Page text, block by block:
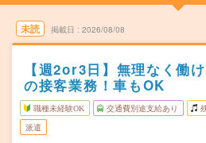
未読 掲載日 2026/08/08
【週2or3日】無理なく働
の接客業務！車もOK
職種未経験OK 交通費別途支給あり
派遣